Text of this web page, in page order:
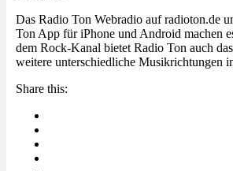
Das Radio Ton Webradio auf radioton.de
Ton App für iPhone und Android machen
dem Rock-Kanal bietet Radio Ton auch
weitere unterschiedliche Musikrichtungen
Share this: